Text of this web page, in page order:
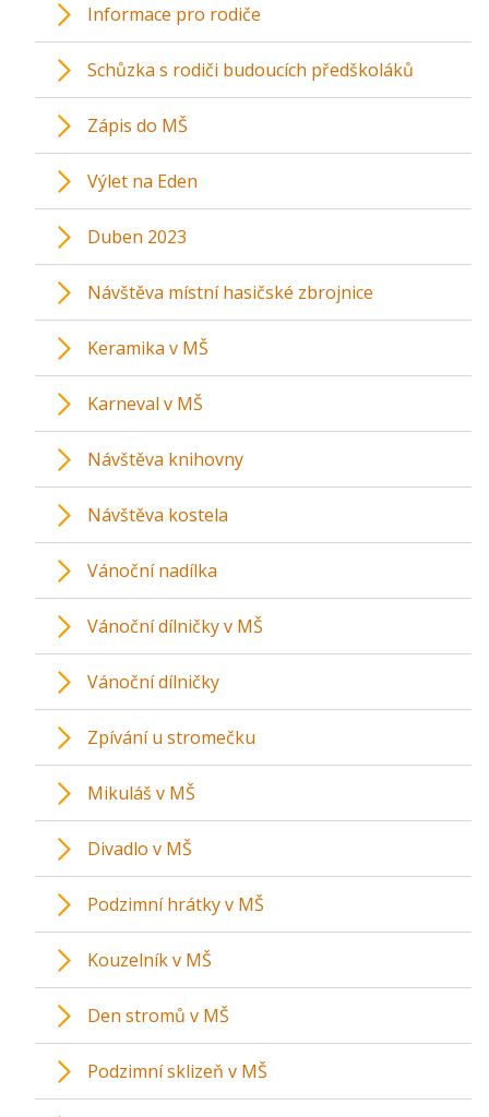
Informace pro rodiče
Schůzka s rodiči budoucích předškoláků
Zápis do MŠ
Výlet na Eden
Duben 2023
Návštěva místní hasičské zbrojnice
Keramika v MŠ
Karneval v MŠ
Návštěva knihovny
Návštěva kostela
Vánoční nadílka
Vánoční dílničky v MŠ
Vánoční dílničky
Zpívání u stromečku
Mikuláš v MŠ
Divadlo v MŠ
Podzimní hrátky v MŠ
Kouzelník v MŠ
Den stromů v MŠ
Podzimní sklizeň v MŠ